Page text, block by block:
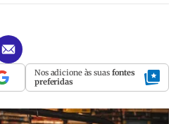
Nos adicione às suas fontes
preferidas